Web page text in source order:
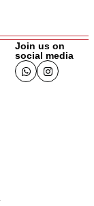
Join us on
social media